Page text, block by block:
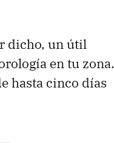
dicho, un útil
en tu zona.
hasta cinco días